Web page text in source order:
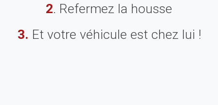
2. Refermez la housse
3. Et votre véhicule est chez lui !